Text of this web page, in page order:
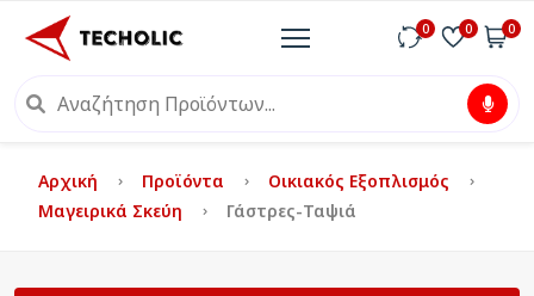
0 0 0
Αρχική Προϊόντα
Οικιακός Εξοπλισμός
Μαγειρικά Σκεύη
Γάστρες-Ταψιά